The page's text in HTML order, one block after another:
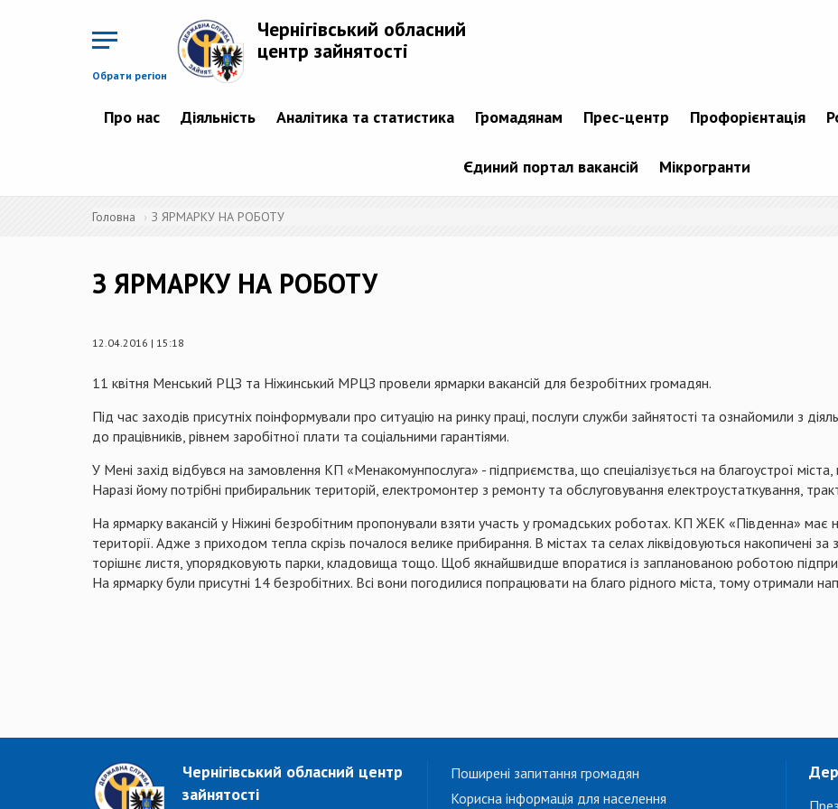
Обрати регіон
Чернігівський обласний
центр зайнятості
Про нас Діяльність Аналітика та статистика Громадянам Прес-центр Профорієнтація
Єдиний портал вакансій Мікрогранти
Головна З ЯРМАРКУ НА РОБОТУ
З ЯРМАРКУ НА РОБОТУ
12.04.2016 | 15:18
11 квітня Менський РЦЗ та Ніжинський МРЦЗ провели ярмарки вакансій для безробітних громадян.
Під час заходів присутніх поінформували про ситуацію на ринку праці, послуги служби зайнятості та ознайомили з
до працівників, рівнем заробітної плати та соціальними гарантіями.
У Мені захід відбувся на замовлення КП «Менакомунпослуга» - підприємства, що спеціалізується на благоустрої
Наразі йому потрібні прибиральник територій, електромонтер з ремонту та обслуговування електроустаткування ,
На ярмарку вакансій у Ніжині безробітним пропонували взяти участь у громадських роботах. КП ЖЕК «Південна» має
території. Адже з приходом тепла скрізь почалося велике прибирання. В містах та селах ліквідовуються накопичені за
торішнє листя, упорядковують парки, кладовища тощо. Щоб якнайшвидше впоратися із запланованою роботою
На ярмарку були присутні 14 безробітних. Всі вони погодилися попрацювати на благо рідного міста, тому отримали
Чернігівський обласний центр
зайнятості
Поширені запитання громадян
Корисна інформація для населення